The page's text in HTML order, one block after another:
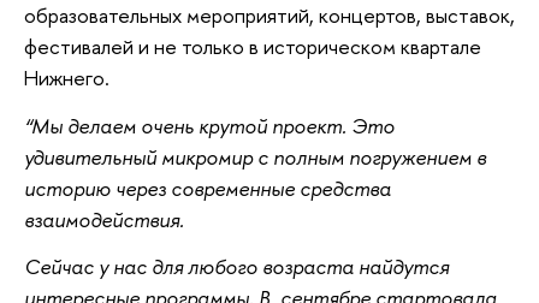
образовательных мероприятий, концертов, выставок,
фестивалей и не только в историческом квартале
Нижнего.
“Мы делаем очень крутой проект. Это
удивительный микромир с полным погружением в
историю через современные средства
взаимодействия.
Сейчас у нас для любого возраста найдутся